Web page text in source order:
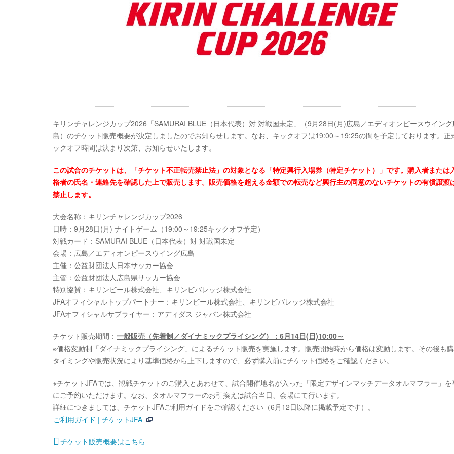
キリンチャレンジカップ2026「SAMURAI BLUE（日本代表）対 対戦国未定」（9月28日(月)広島／エディオンピースウイン
島）のチケット販売概要が決定しましたのでお知らせします。なお、キックオフは19:00～19:25の間を予定しております。正
ックオフ時間は決まり次第、お知らせいたします。
この試合のチケットは、「チケット不正転売禁止法」の対象となる「特定興行入場券（特定チケット）」です。購入者または
格者の氏名・連絡先を確認した上で販売します。販売価格を超える金額での転売など興行主の同意のないチケットの有償譲渡
禁止します。
大会名称：キリンチャレンジカップ2026
日時：9月28日(月) ナイトゲーム（19:00～19:25キックオフ予定）
対戦カード：SAMURAI BLUE（日本代表）対 対戦国未定
会場：広島／エディオンピースウイング広島
主催：公益財団法人日本サッカー協会
主管：公益財団法人広島県サッカー協会
特別協賛：キリンビール株式会社、キリンビバレッジ株式会社
JFAオフィシャルトップパートナー：キリンビール株式会社、キリンビバレッジ株式会社
JFAオフィシャルサプライヤー：アディダス ジャパン株式会社
チケット販売期間： 一般販売（先着制／ダイナミックプライシング）：6月14日(日)10:00～
※価格変動制「ダイナミックプライシング」によるチケット販売を実施します。販売開始時から価格は変動します。その後も
タイミングや販売状況により基準価格から上下しますので、必ず購入前にチケット価格をご確認ください。
※チケットJFAでは、観戦チケットのご購入とあわせて、試合開催地名が入った「限定デザインマッチデータオルマフラー」を
にご予約いただけます。なお、タオルマフラーのお引換えは試合当日、会場にて行います。
詳細につきましては、チケットJFAご利用ガイドをご確認ください（6月12日以降に掲載予定です）。
ご利用ガイド | チケットJFA
チケット販売概要はこちら